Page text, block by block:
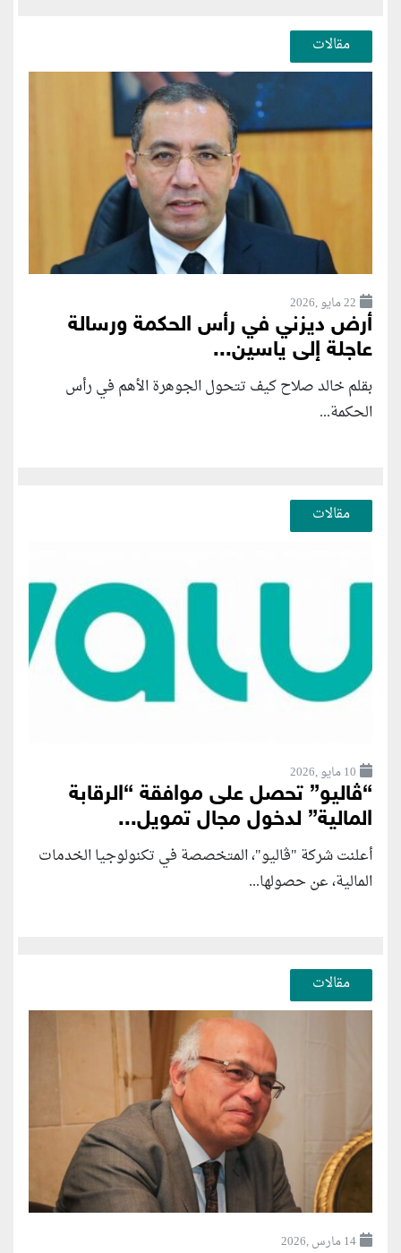
مقالات
22 مايو ,2026
أرض ديزني في رأس الحكمة ورسالة
عاجلة إلى ياسين...
بقلم خالد صلاح كيف تتحول الجوهرة الأهم في رأس
الحكمة...
مقالات
10 مايو ,2026
“ڤاليو” تحصل على موافقة “الرقابة
المالية” لدخول مجال تمويل...
أعلنت شركة "ڤاليو"، المتخصصة في تكنولوجيا الخدمات
المالية، عن حصولها...
مقالات
14 مارس ,2026